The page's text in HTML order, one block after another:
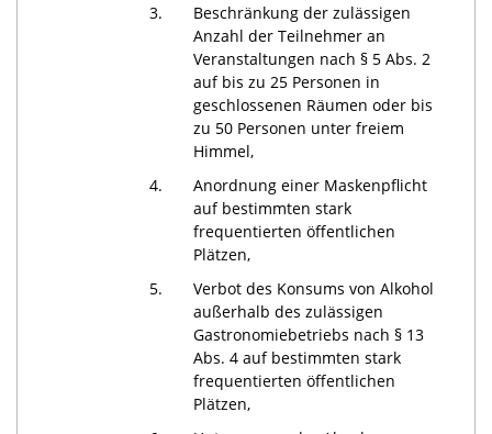
3.
Beschränkung der zulässigen
Anzahl der Teilnehmer an
Veranstaltungen nach § 5 Abs. 2
auf bis zu 25 Personen in
geschlossenen Räumen oder bis
zu 50 Personen unter freiem
Himmel,
4.
Anordnung einer Maskenpflicht
auf bestimmten stark
frequentierten öffentlichen
Plätzen,
5.
Verbot des Konsums von Alkohol
außerhalb des zulässigen
Gastronomiebetriebs nach § 13
Abs. 4 auf bestimmten stark
frequentierten öffentlichen
Plätzen,